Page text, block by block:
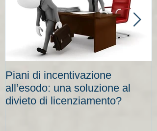
Piani di incentivazione
all’esodo: una soluzione al
divieto di licenziamento?